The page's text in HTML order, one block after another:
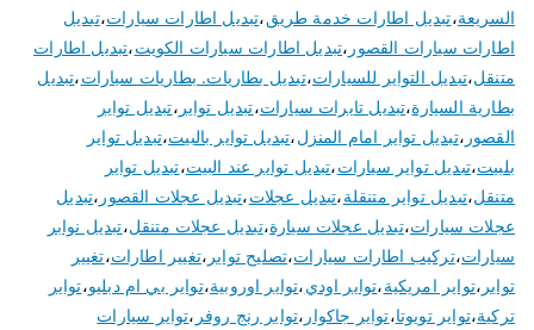
السريعة،تبديل اطارات خدمة طريق،تبديل اطارات سيارات،تبديل
اطارات سيارات القصور ،تبديل اطارات سيارات الكويت،تبديل اطارات
متنقل،تبديل التواير للسيارات،تبديل بطاريات. بطاريات سيارات،تبديل
بطارية السيارة،تبديل تايرات سيارات،تبديل تواير ،تبديل تواير
القصور ،تبديل تواير امام المنزل،تبديل تواير بالبيت،تبديل تواير
بلبيت،تبديل تواير سيارات،تبديل تواير عند البيت،تبديل تواير
متنقل،تبديل تواير متنقلة،تبديل عجلات،تبديل عجلات القصور ،تبديل
عجلات سيارات،تبديل عجلات سيارة،تبديل عجلات متنقل،تبديل نوابر
سيارات،تركيب اطارات سيارات،تصليح تواير ،تغيير اطارات،تغيير
تواير ،تواير امريكية،تواير اودي،تواير اوروبية،تواير بي ام دبليو،تواير
تركية،تواير تويوتا،تواير جاكوار ،تواير رنج روفر ،تواير سيارات